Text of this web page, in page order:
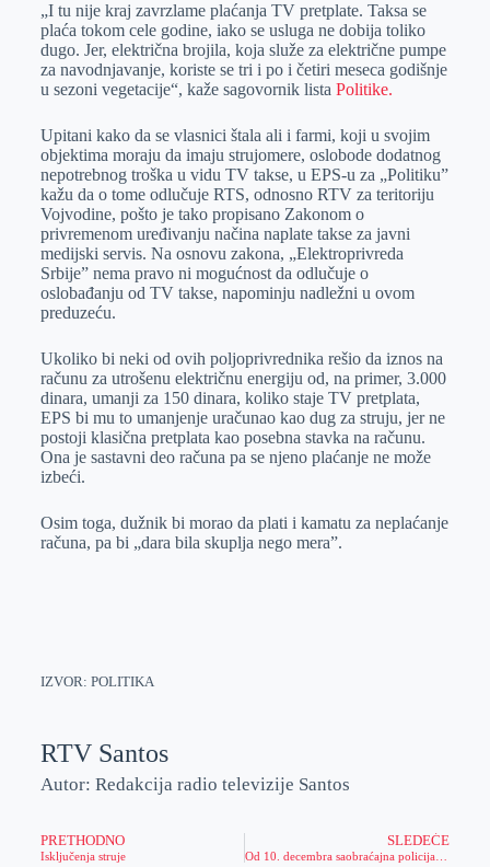
„I tu nije kraj zavrzlame plaćanja TV pretplate. Taksa se
plaća tokom cele godine, iako se usluga ne dobija toliko
dugo. Jer, električna brojila, koja služe za električne pumpe
za navodnjavanje, koriste se tri i po i četiri meseca godišnje
u sezoni vegetacije“, kaže sagovornik lista Politike.
Upitani kako da se vlasnici štala ali i farmi, koji u svojim
objektima moraju da imaju strujomere, oslobode dodatnog
nepotrebnog troška u vidu TV takse, u EPS-u za „Politiku”
kažu da o tome odlučuje RTS, odnosno RTV za teritoriju
Vojvodine, pošto je tako propisano Zakonom o
privremenom uređivanju načina naplate takse za javni
medijski servis. Na osnovu zakona, „Elektroprivreda
Srbije” nema pravo ni mogućnost da odlučuje o
oslobađanju od TV takse, napominju nadležni u ovom
preduzeću.
Ukoliko bi neki od ovih poljoprivrednika rešio da iznos na
računu za utrošenu električnu energiju od, na primer, 3.000
dinara, umanji za 150 dinara, koliko staje TV pretplata,
EPS bi mu to umanjenje uračunao kao dug za struju, jer ne
postoji klasična pretplata kao posebna stavka na računu.
Ona je sastavni deo računa pa se njeno plaćanje ne može
izbeći.
Osim toga, dužnik bi morao da plati i kamatu za neplaćanje
računa, pa bi „dara bila skuplja nego mera”.
IZVOR: POLITIKA
RTV Santos
Autor: Redakcija radio televizije Santos
PRETHODNO
Isključenja struje
SLEDEĆE